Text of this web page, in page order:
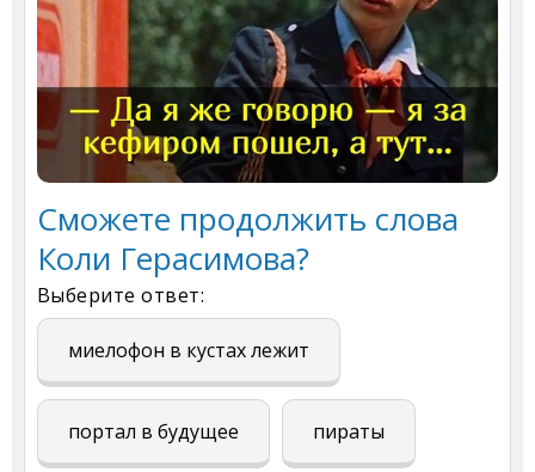
Сможете продолжить слова
Коли Герасимова?
Выберите ответ:
миелофон в кустах лежит
портал в будущее пираты